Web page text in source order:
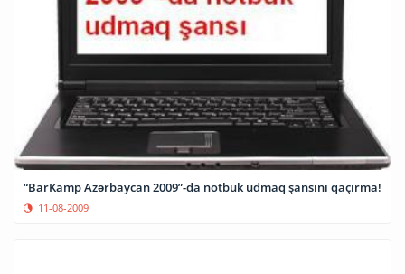
“BarKamp Azərbaycan 2009”-da notbuk udmaq şansını qaçırma!
11-08-2009